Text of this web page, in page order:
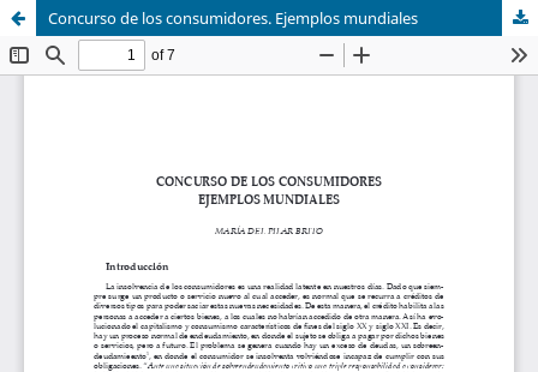
Concurso de los consumidores. Ejemplos mundiales